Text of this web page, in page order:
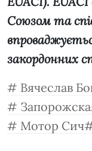
Союзом та
закордонних
Вячеслав
Мотор Сич